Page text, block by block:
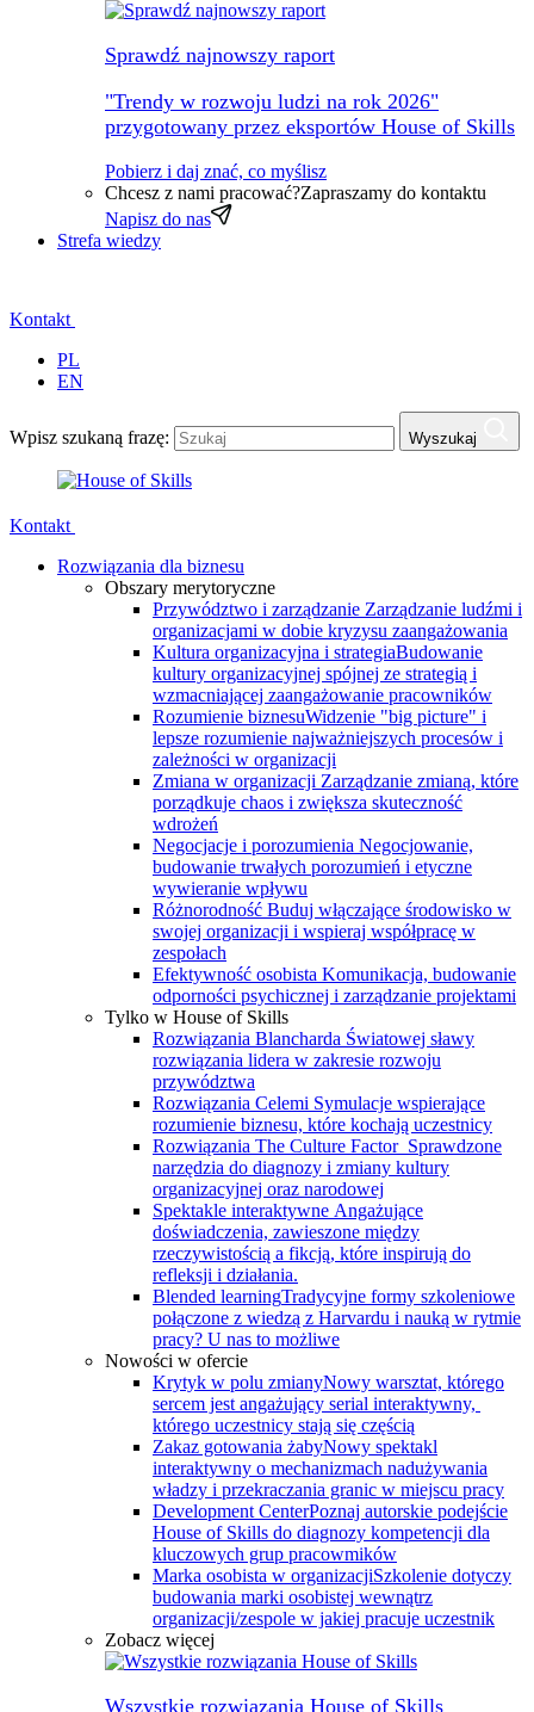
Sprawdź najnowszy raport
"Trendy w rozwoju ludzi na rok 2026"
przygotowany przez eksportów House of Skills
Pobierz i daj znać, co myślisz
Chcesz z nami pracować?Zapraszamy do kontaktu
Napisz do nas
Strefa wiedzy
Kontakt
PL
EN
Wpisz szukaną frazę: Wyszukaj
Kontakt
Rozwiązania dla biznesu
Obszary merytoryczne
Przywództwo i zarządzanie Zarządzanie ludźmi i
organizacjami w dobie kryzysu zaangażowania
Kultura organizacyjna i strategiaBudowanie
kultury organizacyjnej spójnej ze strategią i
wzmacniającej zaangażowanie pracowników
Rozumienie biznesuWidzenie "big picture" i
lepsze rozumienie najważniejszych procesów i
zależności w organizacji
Zmiana w organizacji Zarządzanie zmianą, które
porządkuje chaos i zwiększa skuteczność
wdrożeń
Negocjacje i porozumienia Negocjowanie,
budowanie trwałych porozumień i etyczne
wywieranie wpływu
Różnorodność Buduj włączające środowisko w
swojej organizacji i wspieraj współpracę w
zespołach
Efektywność osobista Komunikacja, budowanie
odporności psychicznej i zarządzanie projektami
Tylko w House of Skills
Rozwiązania Blancharda Światowej sławy
rozwiązania lidera w zakresie rozwoju
przywództwa
Rozwiązania Celemi Symulacje wspierające
rozumienie biznesu, które kochają uczestnicy
Rozwiązania The Culture Factor Sprawdzone
narzędzia do diagnozy i zmiany kultury
organizacyjnej oraz narodowej
Spektakle interaktywne Angażujące
doświadczenia, zawieszone między
rzeczywistością a fikcją, które inspirują do
refleksji i działania.
Blended learningTradycyjne formy szkoleniowe
połączone z wiedzą z Harvardu i nauką w rytmie
pracy? U nas to możliwe
Nowości w ofercie
Krytyk w polu zmianyNowy warsztat, którego
sercem jest angażujący serial interaktywny, ​
którego uczestnicy stają się częścią
Zakaz gotowania żabyNowy spektakl
interaktywny o mechanizmach nadużywania
władzy i przekraczania granic w miejscu pracy
Development CenterPoznaj autorskie podejście
House of Skills do diagnozy kompetencji dla
kluczowych grup pracowmików
Marka osobista w organizacjiSzkolenie dotyczy
budowania marki osobistej wewnątrz
organizacji/zespole w jakiej pracuje uczestnik
Zobacz więcej
Wszystkie rozwiązania House of Skills